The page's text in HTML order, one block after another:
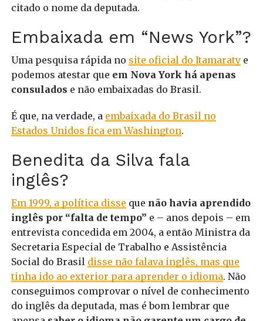
citado o nome da deputada.
Embaixada em “News York”?
Uma pesquisa rápida no site oficial do Itamaratye
podemos atestar que em Nova York há apenas
consulados e não embaixadas do Brasil.
É que, na verdade, a embaixada do Brasil no
Estados Unidos fica em Washington.
Benedita da Silva fala
inglês?
Em 1999, a política disse que não havia aprendido
inglês por “falta de tempo” e – anos depois – em
entrevista concedida em 2004, a então Ministra da
Secretaria Especial de Trabalho e Assistência
Social do Brasil disse não falava inglês, mas que
tinha ido ao exterior para aprender o idioma. Não
conseguimos comprovar o nível de conhecimento
do inglês da deputada, mas é bom lembrar que